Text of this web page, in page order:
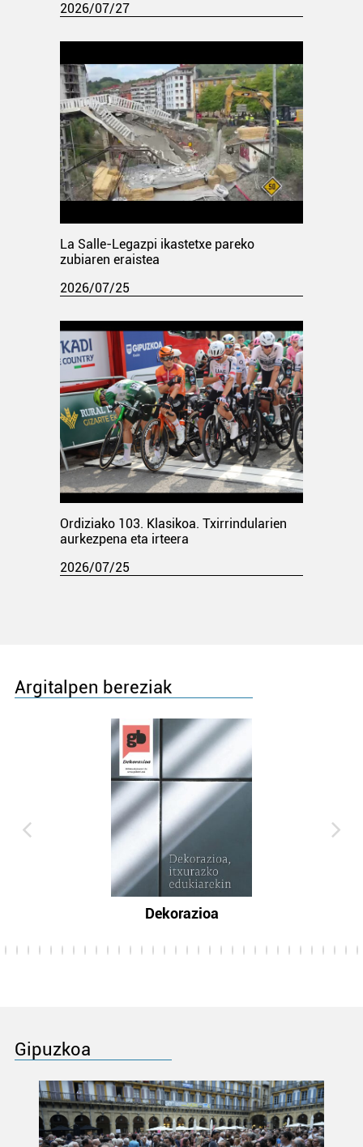
2026/07/27
La Salle-Legazpi ikastetxe pareko
zubiaren eraistea
2026/07/25
Ordiziako 103. Klasikoa. Txirrindularien
aurkezpena eta irteera
2026/07/25
Argitalpen bereziak
Dekorazioa
Gipuzkoa